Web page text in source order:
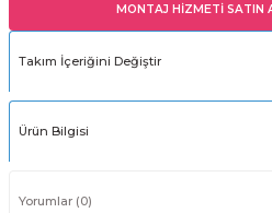
MONTAJ HİZMETİ SATIN
Takım İçeriğini Değiştir
Ürün Bilgisi
Yorumlar (0)